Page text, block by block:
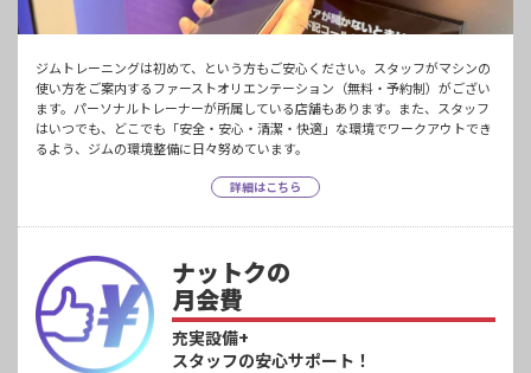
ジムトレーニングは初めて、という方もご安心ください。スタッフがマシンの
使い方をご案内するファーストオリエンテーション（無料・予約制）がござい
ます。パーソナルトレーナーが所属している店舗もあります。また、スタッフ
はいつでも、どこでも「安全・安心・清潔・快適」な環境でワークアウトでき
るよう、ジムの環境整備に日々努めています。
詳細はこちら
ナットクの
月会費
充実設備+
スタッフの安心サポート！